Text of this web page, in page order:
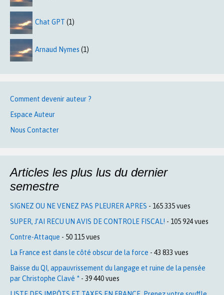
Chat GPT (1)
Arnaud Nymes (1)
Comment devenir auteur ?
Espace Auteur
Nous Contacter
Articles les plus lus du dernier
semestre
SIGNEZ OU NE VENEZ PAS PLEURER APRES - 165 335 vues
SUPER, J’AI RECU UN AVIS DE CONTROLE FISCAL! - 105 924 vues
Contre-Attaque - 50 115 vues
La France est dans le côté obscur de la force - 43 833 vues
Baisse du QI, appauvrissement du langage et ruine de la pensée
par Christophe Clavé * - 39 440 vues